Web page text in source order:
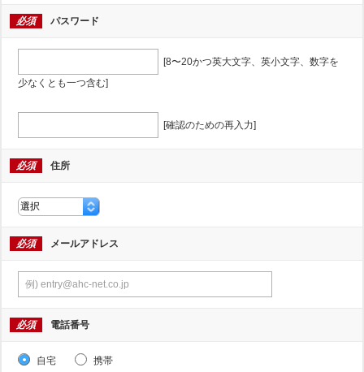
必須 パスワード
[8〜20かつ英大文字、英小文字、数字を
少なくとも一つ含む]
[確認のための再入力]
必須 住所
必須 メールアドレス
必須 電話番号
自宅 携帯